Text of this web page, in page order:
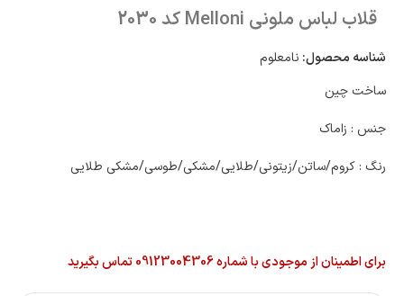
قلاب لباس ملونی Melloni کد 2030
شناسه محصول: نامعلوم
ساخت چین
جنس : زاماک
رنگ : کروم/ساتن/زیتونی/طلایی/مشکی/طوسی/مشکی طلایی
برای اطمینان از موجودی با شماره 09123004306 تماس بگیرید